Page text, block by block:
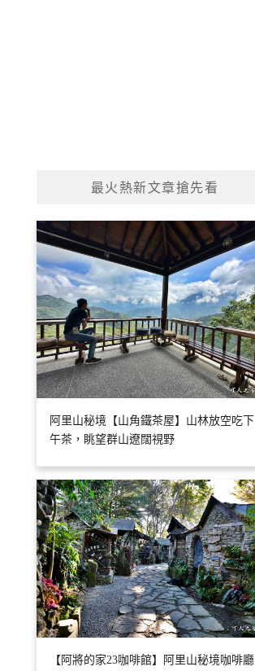
最火熱新文章搶先看
阿里山秘境【山角鐵茶屋】山林放空吃下
午茶，眺望群山遼闊視野
【阿將的家23咖啡館】阿里山秘境咖啡廳